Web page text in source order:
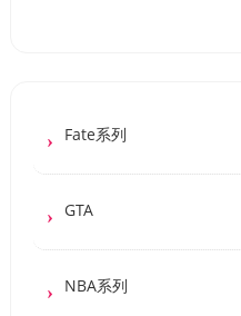
Fate系列
GTA
NBA系列